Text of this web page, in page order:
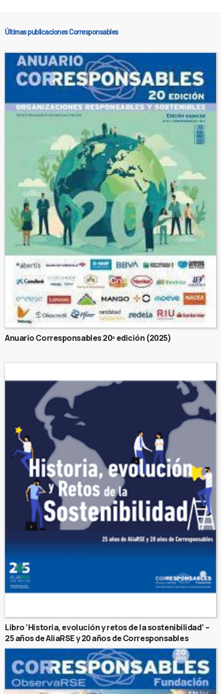
Últimas publicaciones Corresponsables
Anuario Corresponsables 20ª edición (2025)
Libro ‘Historia, evolución y retos de la sostenibilidad’ –
25 años de AliaRSE y 20 años de Corresponsables